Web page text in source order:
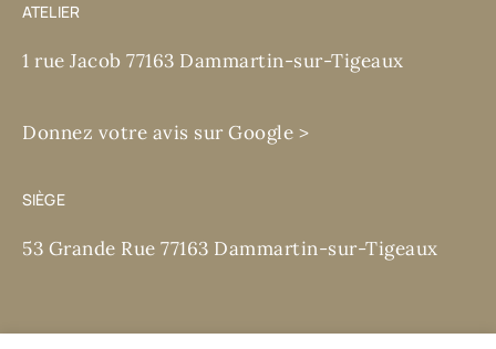
ATELIER
1 rue Jacob 77163 Dammartin-sur-Tigeaux
Donnez votre avis sur Google >
SIÈGE
53 Grande Rue 77163 Dammartin-sur-Tigeaux